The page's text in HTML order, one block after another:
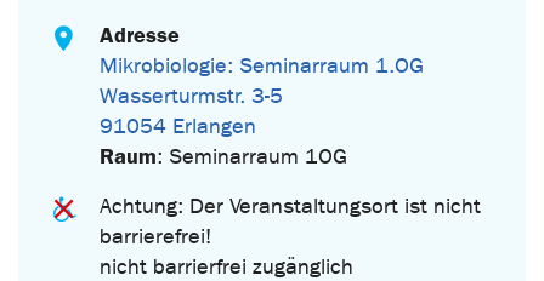
Adresse
Mikrobiologie: Seminarraum 1.OG
Wasserturmstr. 3-5
91054 Erlangen
Raum: Seminarraum 1OG
Achtung: Der Veranstaltungsort ist nicht
barrierefrei!
nicht barrierfrei zugänglich